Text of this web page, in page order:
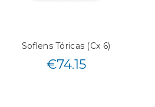
Soflens Tóricas (Cx 6)
€74.15